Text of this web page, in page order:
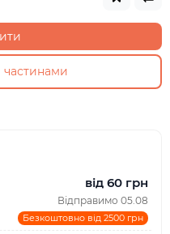
від 60 грн
Відправимо 05.08
Безкоштовно від 2500 грн